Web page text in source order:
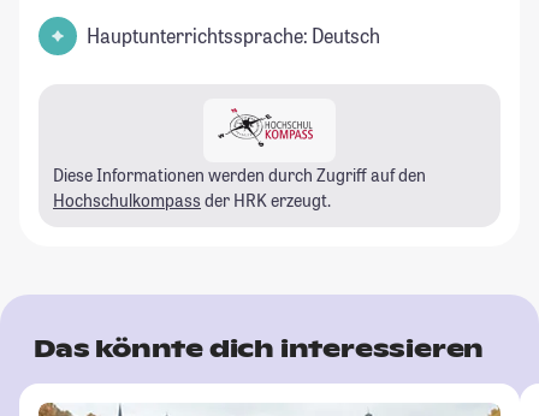
Hauptunterrichtssprache: Deutsch
Diese Informationen werden durch Zugriff auf den
Hochschulkompass der HRK erzeugt.
Das könnte dich interessieren